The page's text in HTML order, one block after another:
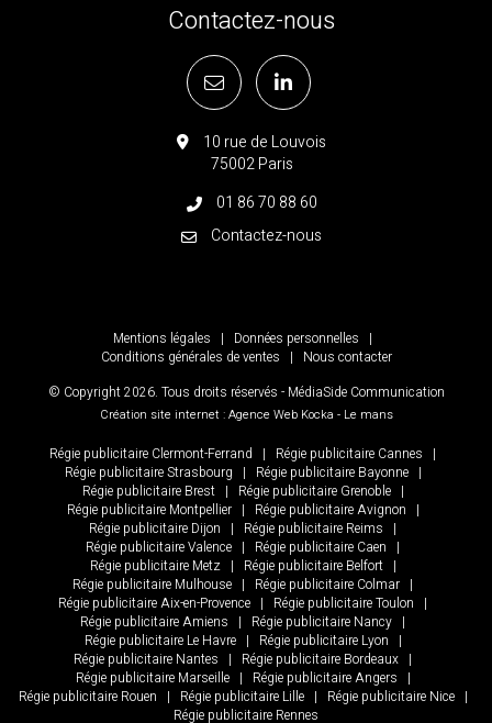
Contactez-nous
10 rue de Louvois
75002 Paris
01 86 70 88 60
Contactez-nous
Mentions légales | Données personnelles |
Conditions générales de ventes |
Nous contacter
© Copyright2026. Tous droits réservés - MédiaSide Communication
Création site internet : Agence Web Kocka - Le mans
Régie publicitaire Clermont-Ferrand | Régie publicitaire Cannes |
Régie publicitaire Strasbourg | Régie publicitaire Bayonne|
Régie publicitaire Brest| Régie publicitaire Grenoble|
Régie publicitaire Montpellier| Régie publicitaire Avignon |
Régie publicitaire Dijon | Régie publicitaire Reims |
Régie publicitaire Valence | Régie publicitaire Caen |
Régie publicitaire Metz| Régie publicitaire Belfort|
Régie publicitaire Mulhouse | Régie publicitaire Colmar |
Régie publicitaire Aix-en-Provence | Régie publicitaire Toulon |
Régie publicitaire Amiens | Régie publicitaire Nancy |
Régie publicitaire Le Havre| Régie publicitaire Lyon |
Régie publicitaire Nantes | Régie publicitaire Bordeaux |
Régie publicitaire Marseille| Régie publicitaire Angers |
Régie publicitaire Rouen | Régie publicitaire Lille| Régie publicitaire Nice|
Régie publicitaire Rennes